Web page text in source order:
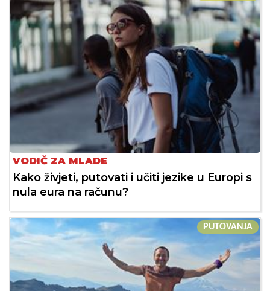
VODIČ ZA MLADE
Kako živjeti, putovati i učiti jezike u Europi s
nula eura na računu?
PUTOVANJA